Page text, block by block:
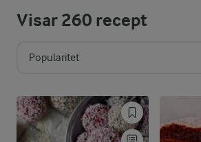
Visar260 recept
Popularitet